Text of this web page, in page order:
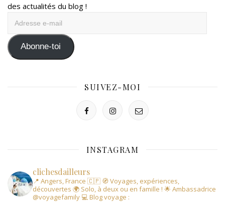
des actualités du blog !
mail Abonne-toi
SUIVEZ-MOI
INSTAGRAM
clichesdailleurs
📍 Angers, France 🇨🇵 🧭 Voyages, expériences,
découvertes 🌍 Solo, à deux ou en famille ! 🌟 Ambassadrice
@voyagefamily 💻 Blog voyage :